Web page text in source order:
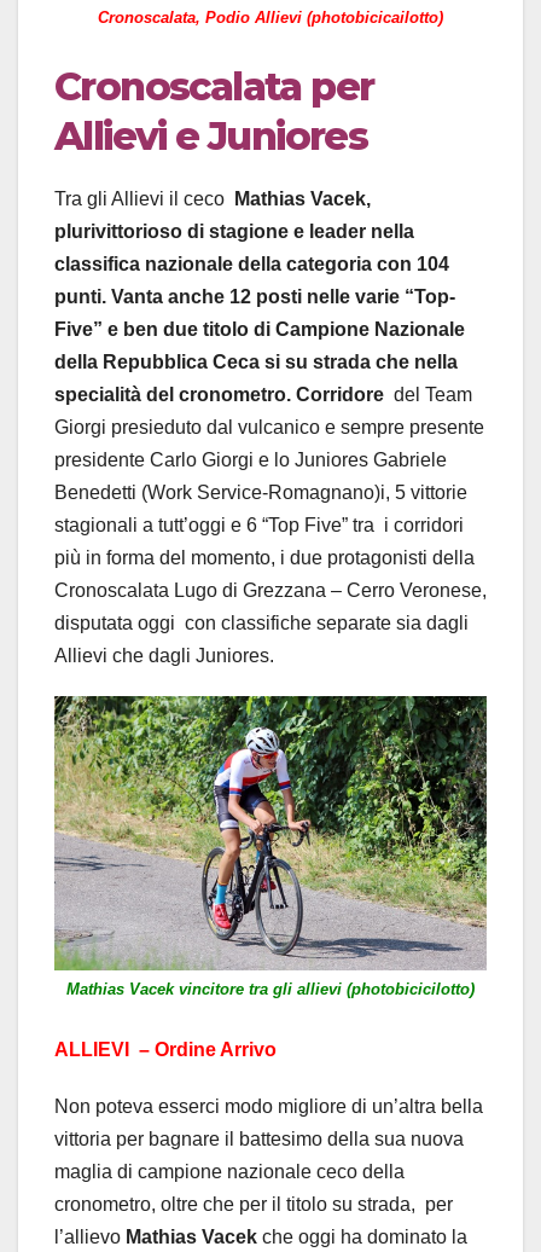
Cronoscalata, Podio Allievi (photobicicailotto)
Cronoscalata per
Allievi e Juniores
Tra gli Allievi il ceco
Mathias Vacek,
plurivittorioso di stagione e leader nella
classifica nazionale della categoria con 104
punti. Vanta anche 12 posti nelle varie “Top-
Five” e ben due titolo di Campione Nazionale
della Repubblica Ceca si su strada che nella
specialità del cronometro. Corridore del Team
Giorgi presieduto dal vulcanico e sempre presente
presidente Carlo Giorgi e lo Juniores Gabriele
Benedetti (Work Service-Romagnano)i, 5 vittorie
stagionali a tutt’oggi e 6 “Top Five” tra i corridori
più in forma del momento, i due protagonisti della
Cronoscalata Lugo di Grezzana – Cerro Veronese,
disputata oggi con classifiche separate sia dagli
Allievi che dagli Juniores.
Mathias Vacek vincitore tra gli allievi (photobicicilotto)
ALLIEVI – Ordine Arrivo
Non poteva esserci modo migliore di un’altra bella
vittoria per bagnare il battesimo della sua nuova
maglia di campione nazionale ceco della
cronometro, oltre che per il titolo su strada, per
l’allievo Mathias Vacek che oggi ha dominato la